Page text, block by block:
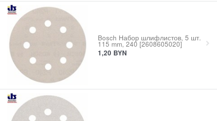
Bosch Набор шлифлистов, 5 шт.
115 mm, 240 [2608605020]
1,20 BYN